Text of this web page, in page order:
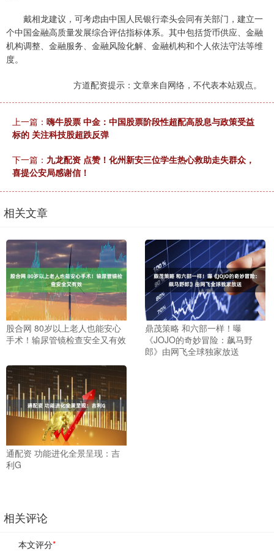
戴相龙建议，可考虑由中国人民银行牵头会同有关部门，建立一
个中国金融高质量发展综合评估指标体系。其中包括货币供应、金融
机构调整、金融服务、金融风险化解、金融机构和个人依法守法等维
度。
方道配资提示：文章来自网络，不代表本站观点。
上一篇： 嗨牛股票 中金：中国股票阶段性超配高股息与政策受益
标的 关注科技股超跌反弹
下一篇： 九龙配资 点赞！化州新安三位学生热心救助走失群众，
喜提公安局感谢信！
相关文章
股合网 80岁以上老人也能安心
手术！输尿管镜检查安全又有效
鼎茂策略 和六部一样！曝
《JOJO的奇妙冒险：飙马野
郎》由网飞全球独家放送
通配资 功能进化全景呈现：吉
利G
相关评论
本文评分*